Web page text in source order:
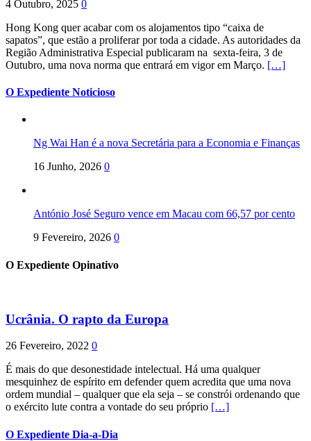
4 Outubro, 2025 0
Hong Kong quer acabar com os alojamentos tipo “caixa de
sapatos”, que estão a proliferar por toda a cidade. As autoridades da
Região Administrativa Especial publicaram na sexta-feira, 3 de
Outubro, uma nova norma que entrará em vigor em Março. […]
O Expediente Noticioso
Ng Wai Han é a nova Secretária para a Economia e Finanças
16 Junho, 2026 0
António José Seguro vence em Macau com 66,57 por cento
9 Fevereiro, 2026 0
O Expediente Opinativo
Ucrânia. O rapto da Europa
26 Fevereiro, 2022 0
É mais do que desonestidade intelectual. Há uma qualquer
mesquinhez de espírito em defender quem acredita que uma nova
ordem mundial – qualquer que ela seja – se constrói ordenando que
o exército lute contra a vontade do seu próprio […]
O Expediente Dia-a-Dia